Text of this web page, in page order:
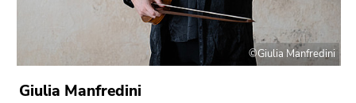
©Giulia Manfredini
Giulia Manfredini